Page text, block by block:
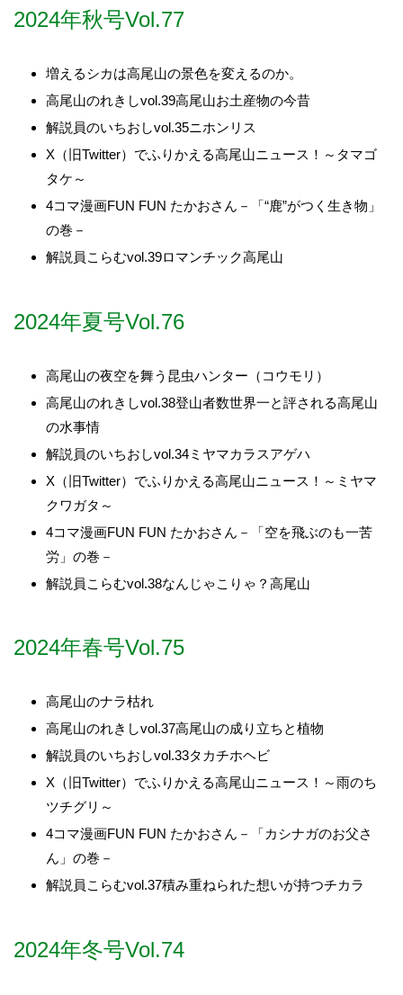
2024年秋号Vol.77
増えるシカは高尾山の景色を変えるのか。
高尾山のれきしvol.39高尾山お土産物の今昔
解説員のいちおしvol.35ニホンリス
X（旧Twitter）でふりかえる高尾山ニュース！～タマゴ
タケ～
4コマ漫画FUN FUN たかおさん－「“鹿”がつく生き物」
の巻－
解説員こらむvol.39ロマンチック高尾山
2024年夏号Vol.76
高尾山の夜空を舞う昆虫ハンター（コウモリ）
高尾山のれきしvol.38登山者数世界一と評される高尾山
の水事情
解説員のいちおしvol.34ミヤマカラスアゲハ
X（旧Twitter）でふりかえる高尾山ニュース！～ミヤマ
クワガタ～
4コマ漫画FUN FUN たかおさん－「空を飛ぶのも一苦
労」の巻－
解説員こらむvol.38なんじゃこりゃ？高尾山
2024年春号Vol.75
高尾山のナラ枯れ
高尾山のれきしvol.37高尾山の成り立ちと植物
解説員のいちおしvol.33タカチホヘビ
X（旧Twitter）でふりかえる高尾山ニュース！～雨のち
ツチグリ～
4コマ漫画FUN FUN たかおさん－「カシナガのお父さ
ん」の巻－
解説員こらむvol.37積み重ねられた想いが持つチカラ
2024年冬号Vol.74